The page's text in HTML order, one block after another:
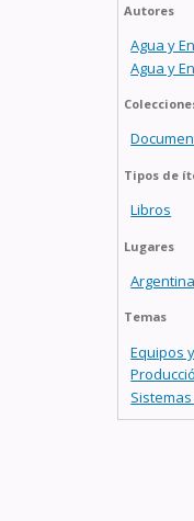
Autores
Agua y
Agua y
Tipos de
Libros
Lugares
Argentina
Temas
Equipos